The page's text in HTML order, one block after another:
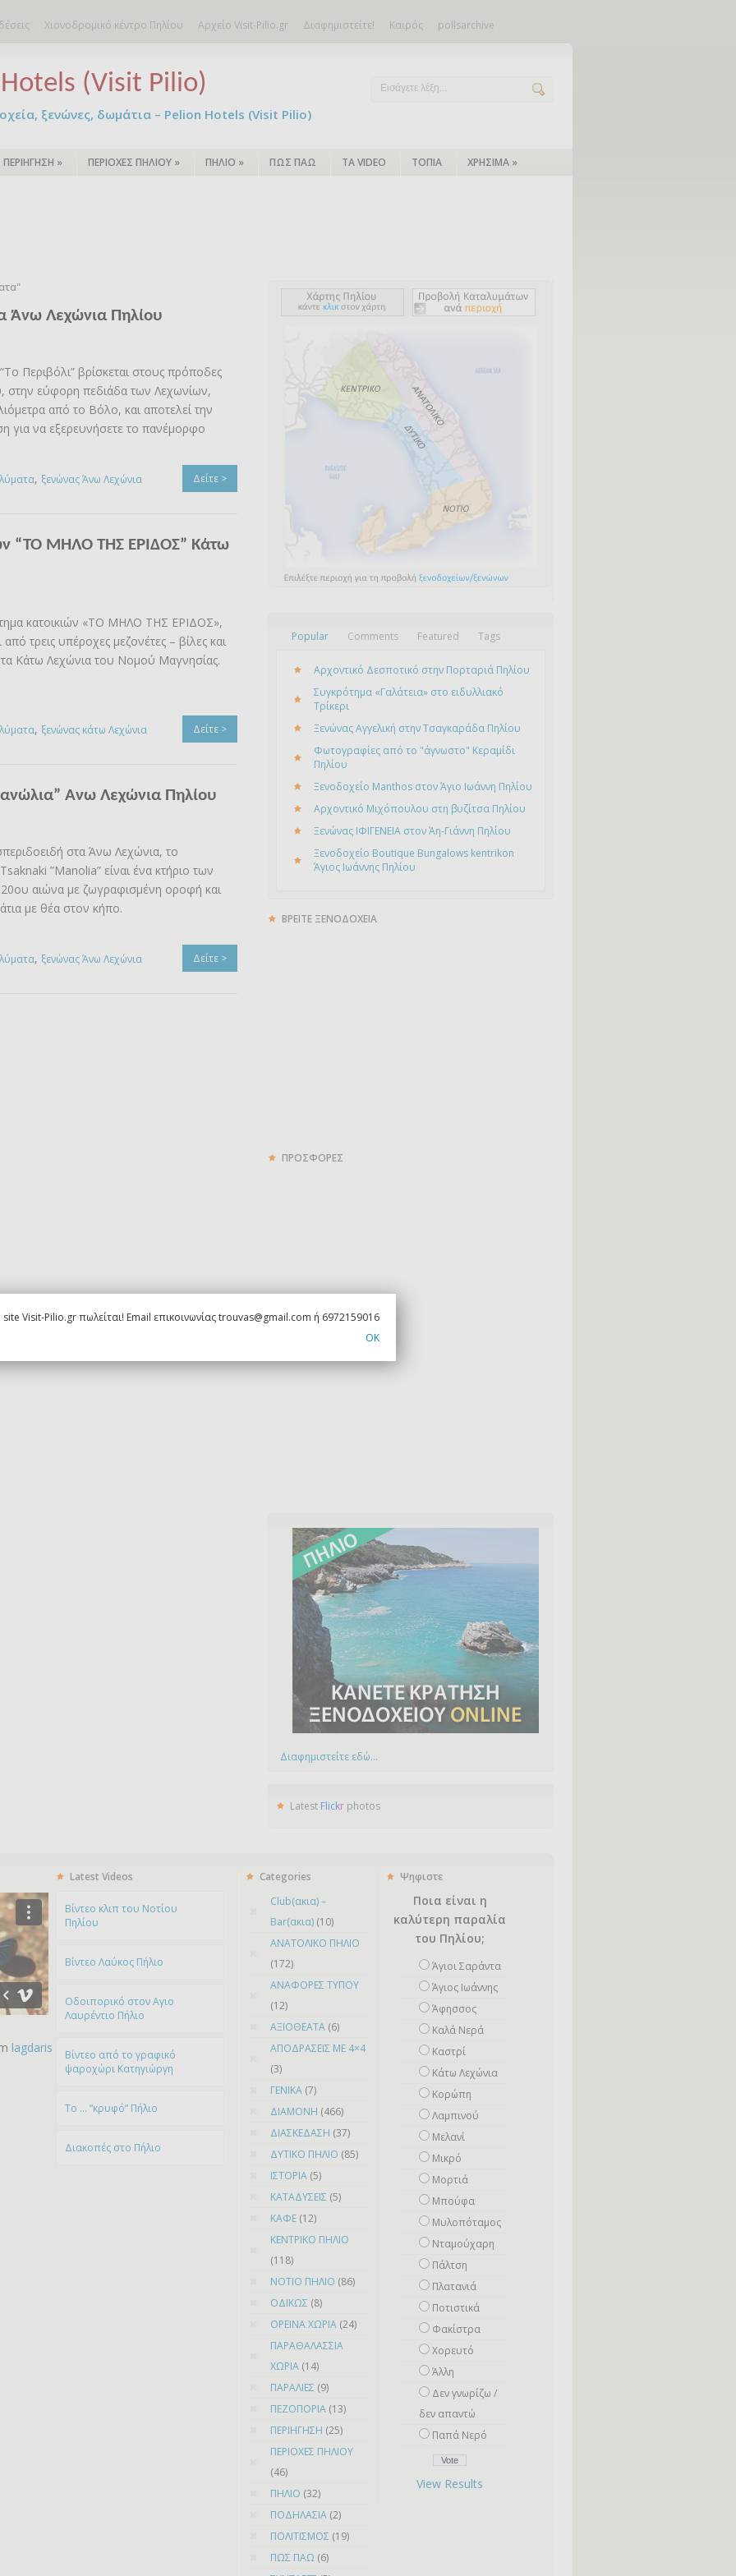
Χιονοδρομικό κέντρο Πηλίου Αρχείο Visit-Pilio.gr Διαφημιστείτε! Καιρός pollsarchive
(Visit Pilio)
ξενώνες, δωμάτια – Pelion Hotels (Visit Pilio)
ΠΕΡΙΗΓΗΣΗ » ΠΕΡΙΟΧΕΣ ΠΗΛΙΟΥ » ΠΗΛΙΟ » ΠΩΣ ΠΑΩ ΤΑ VIDEO ΤΟΠΙΑ ΧΡΗΣΙΜΑ »
Άνω Λεχώνια Πηλίου
Περιβόλι” βρίσκεται στους πρόποδες
στην εύφορη πεδιάδα των Λεχωνίων,
από το Βόλο, και αποτελεί την
για να εξερευνήσετε το πανέμορφο
Δείτε >
, ξενώνας Άνω Λεχώνια
“ΤΟ ΜΗΛΟ ΤΗΣ ΕΡΙΔΟΣ” Κάτω
κατοικιών «ΤΟ ΜΗΛΟ ΤΗΣ ΕΡΙΔΟΣ»,
από τρεις υπέροχες μεζονέτες – βίλες και
Κάτω Λεχώνια του Νομού Μαγνησίας.
Δείτε >
, ξενώνας κάτω Λεχώνια
Ανω Λεχώνια Πηλίου
στα Άνω Λεχώνια, το
”Manolia” είναι ένα κτήριο των
αιώνα με ζωγραφισμένη οροφή και
με θέα στον κήπο.
Δείτε >
, ξενώνας Άνω Λεχώνια
Popular Comments Featured Tags
Αρχοντικό Δεσποτικό στην Πορταριά Πηλίου
Συγκρότημα «Γαλάτεια» στο ειδυλλιακό
Τρίκερι
Ξενώνας Αγγελική στην Τσαγκαράδα Πηλίου
Φωτογραφίες από το "άγνωστο" Κεραμίδι
Πηλίου
Ξενοδοχείο Manthos στον Άγιο Ιωάννη Πηλίου
Αρχοντικό Μιχόπουλου στη βυζίτσα Πηλίου
Ξενώνας ΙΦΙΓΕΝΕΙΑ στον Άη-Γιάννη Πηλίου
Ξενοδοχείο Boutique Bungalows kentrikon
Άγιος Ιωάννης Πηλίου
ΒΡΕΙΤΕ ΞΕΝΟΔΟΧΕΙΑ
ΠΡΟΣΦΟΡΕΣ
Διαφημιστείτε εδώ...
Latest Flickr photos
lagdaris
Latest Videos
Bίντεο κλιπ του Νοτίου
Πηλίου
Βίντεο Λαύκος Πήλιο
Οδοιπορικό στον Αγιο
Λαυρέντιο Πήλιο
Βίντεο από το γραφικό
ψαροχώρι Kατηγιώργη
To … “κρυφό” Πήλιο
Διακοπές στο Πήλιο
Categories
Club(ακια) –
Bar(ακια) (10)
ΑΝΑΤΟΛΙΚΟ ΠΗΛΙΟ
(172)
ΑΝΑΦΟΡΕΣ ΤΥΠΟΥ
(12)
ΑΞΙΟΘΕΑΤΑ (6)
ΑΠΟΔΡΑΣΕΙΣ ΜΕ 4×4
(3)
ΓΕΝΙΚΑ (7)
ΔΙΑΜΟΝΗ (466)
ΔΙΑΣΚΕΔΑΣΗ (37)
ΔΥΤΙΚΟ ΠΗΛΙΟ (85)
ΙΣΤΟΡΙΑ (5)
ΚΑΤΑΔΥΣΕΙΣ (5)
ΚΑΦΕ (12)
ΚΕΝΤΡΙΚΟ ΠΗΛΙΟ
(118)
ΝΟΤΙΟ ΠΗΛΙΟ (86)
ΟΔΙΚΩΣ (8)
ΟΡΕΙΝΑ ΧΩΡΙΑ (24)
ΠΑΡΑΘΑΛΑΣΣΙΑ
ΧΩΡΙΑ (14)
ΠΑΡΑΛΙΕΣ (9)
ΠΕΖΟΠΟΡΙΑ (13)
ΠΕΡΙΗΓΗΣΗ (25)
ΠΕΡΙΟΧΕΣ ΠΗΛΙΟΥ
(46)
ΠΗΛΙΟ (32)
ΠΟΔΗΛΑΣΙΑ (2)
ΠΟΛΙΤΙΣΜΟΣ (19)
ΠΩΣ ΠΑΩ (6)
Ψηφιστε
Ποια είναι η
καλύτερη παραλία
του Πηλίου;
Άγιοι Σαράντα
Άγιος Ιωάννης
Άφησσος
Καλά Νερά
Καστρί
Κάτω Λεχώνια
Κορώπη
Λαμπινού
Μελανί
Μικρό
Mορτιά
Μπούφα
Μυλοπόταμος
Νταμούχαρη
Πάλτση
Πλατανιά
Ποτιστικά
Φακίστρα
Χορευτό
Άλλη
Δεν γνωρίζω /
δεν απαντώ
Παπά Νερό
View Results
site Visit-Pilio.gr πωλείται! Email επικοινωνίας trouvas@gmail.com ή 6972159016
OK